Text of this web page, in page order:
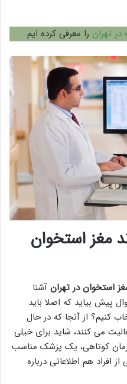
در تهران را معرفی کرده ایم
مغز استخوان
استخوان در تهران آشنا
پیش بیاید که اصلا باید
کنیم؟ از آنجا که در حال
می کنند، شاید برای خیلی
زمان کوتاهی، یک پزشک مناسب
افراد هم اطلاعاتی درباره